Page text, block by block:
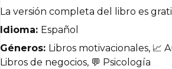
La versión completa del libro es
Idioma: Español
Géneros: Libros motivacionales, 📈
Libros de negocios, 💬 Psicología